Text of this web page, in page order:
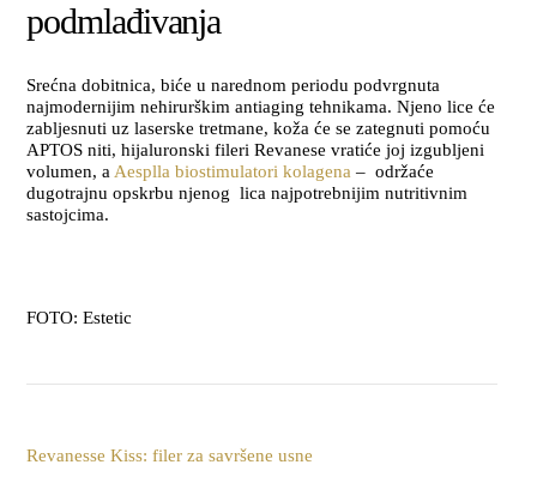
podmlađivanja
Srećna dobitnica, biće u narednom periodu podvrgnuta
najmodernijim nehirurškim antiaging tehnikama. Njeno lice će
zabljesnuti uz laserske tretmane, koža će se zategnuti pomoću
APTOS niti, hijaluronski fileri Revanese vratiće joj izgubljeni
volumen, a Aesplla biostimulatori kolagena – održaće
dugotrajnu opskrbu njenog lica najpotrebnijim nutritivnim
sastojcima.
FOTO: Estetic
Revanesse Kiss: filer za savršene usne